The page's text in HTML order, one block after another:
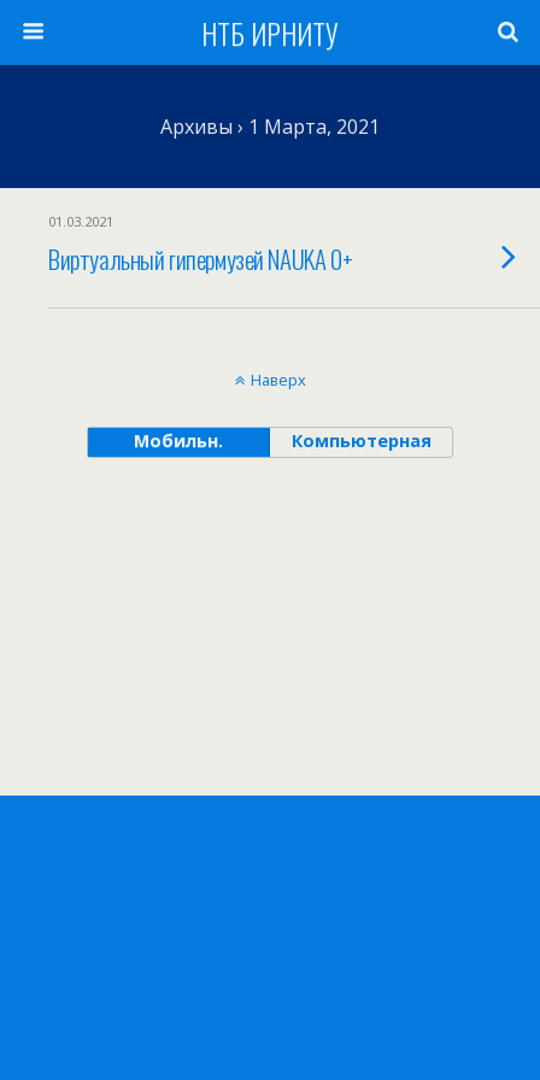
НТБ ИРНИТУ
Архивы › 1 Марта, 2021
01.03.2021
Виртуальный гипермузей NAUKA 0+
Наверх
Мобильн. Компьютерная